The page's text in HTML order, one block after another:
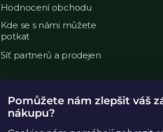
Pomůžete nám zlepšit váš
nákupu?
Hodnocení obchodu
Kde se s námi můžete
potkat
Síť partnerů a prodejen